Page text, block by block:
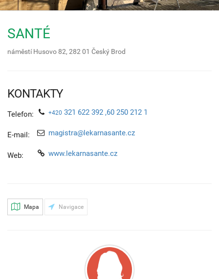
SANTÉ
náměstí Husovo 82, 282 01 Český Brod
KONTAKTY
Telefon: +420 321 622 392 ,60 250 212 1
E-mail: magistra@lekarnasante.cz
Web: www.lekarnasante.cz
Mapa Navigace